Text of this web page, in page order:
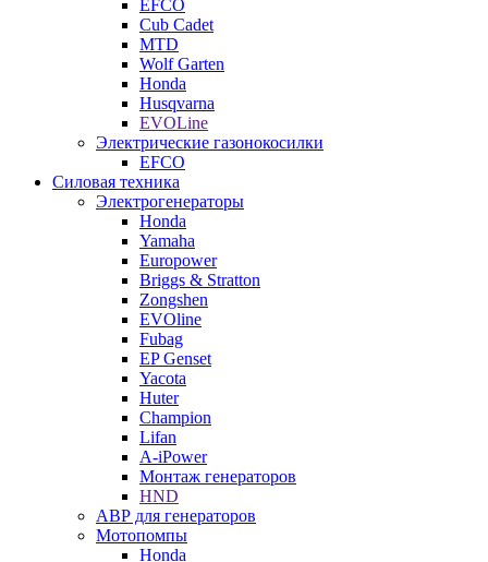
EFCO
Cub Cadet
MTD
Wolf Garten
Honda
Husqvarna
EVOLine
Электрические газонокосилки
EFCO
Силовая техника
Электрогенераторы
Honda
Yamaha
Europower
Briggs & Stratton
Zongshen
EVOline
Fubag
EP Genset
Yacota
Huter
Champion
Lifan
A-iPower
Монтаж генераторов
HND
АВР для генераторов
Мотопомпы
Honda